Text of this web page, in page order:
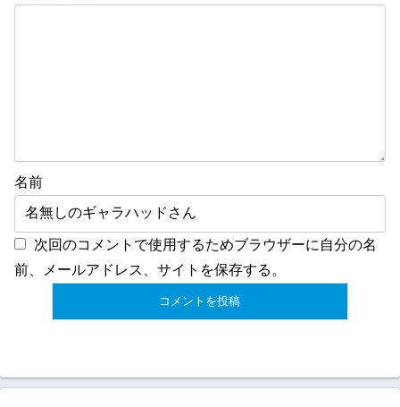
名前
次回のコメントで使用するためブラウザーに自分の名
前、メールアドレス、サイトを保存する。